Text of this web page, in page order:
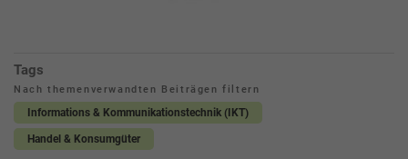
Tags
Nach themenverwandten Beiträgen filtern
Informations & Kommunikationstechnik (IKT)
Handel & Konsumgüter